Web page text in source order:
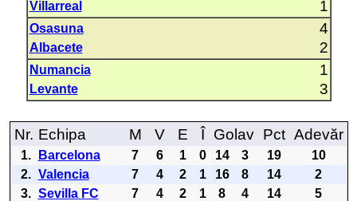
Villarreal 1
Osasuna 4
Albacete 2
Numancia 1
Levante 3
Nr. Echipa M V E Î Golav Pct Adevăr
1. Barcelona 7 6 1 0 14 3 19
10
2. Valencia 7 4 2 1 16 8 14
2
3. Sevilla FC 7 4 2 1 8 4 14
5